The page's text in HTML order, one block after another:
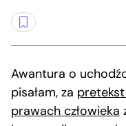
Awantura o
pisałam, za
prawach człowieka